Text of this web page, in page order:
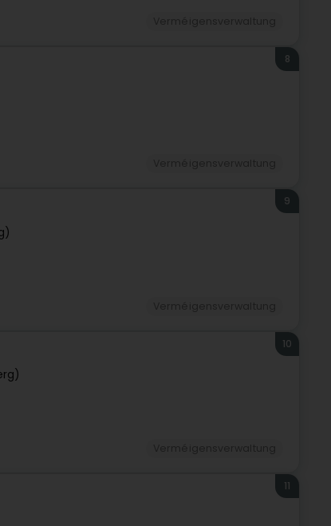
8
9
10
11